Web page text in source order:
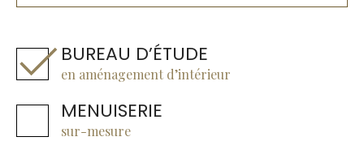
BUREAU D’ÉTUDE
en aménagement d’intérieur
MENUISERIE
sur-mesure